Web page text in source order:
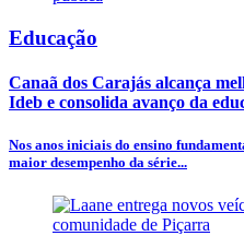
Educação
Canaã dos Carajás alcança
Ideb e consolida avanço da
Nos anos iniciais do ensino
maior desempenho da série...